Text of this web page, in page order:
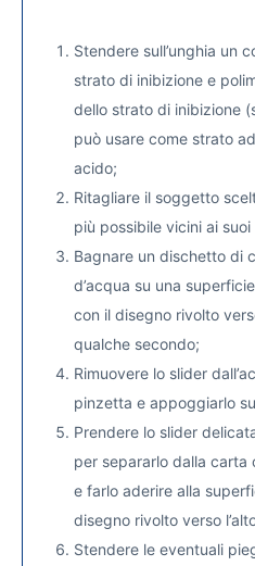
Stendere sull’unghia un
strato di inibizione e
dello strato di inibizione
può usare come strato
acido;
Ritagliare il soggetto
più possibile vicini ai suoi
Bagnare un dischetto di
d’acqua su una
con il disegno rivolto
qualche secondo;
Rimuovere lo slider
pinzetta e appoggiarlo
Prendere lo slider
per separarlo dalla carta
e farlo aderire alla
disegno rivolto verso
Stendere le eventuali